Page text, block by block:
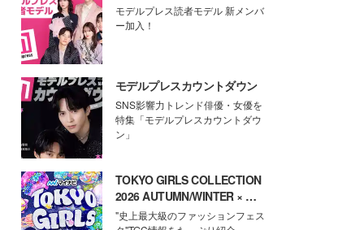
モデルプレス読者モデル 新メンバ
ー加入！
モデルプレスカウントダウン
SNS影響力トレンド俳優・女優を
特集「モデルプレスカウントダウ
ン」
TOKYO GIRLS COLLECTION
2026 AUTUMN/WINTER × モ
デルプレス
"史上最大級のファッションフェス